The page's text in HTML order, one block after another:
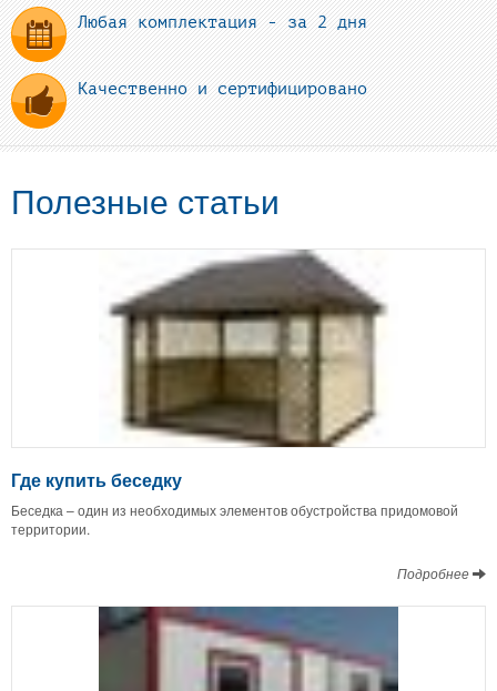
Любая комплектация - за 2 дня
Качественно и сертифицировано
Полезные статьи
Где купить беседку
Беседка – один из необходимых элементов обустройства придомовой
территории.
Подробнее